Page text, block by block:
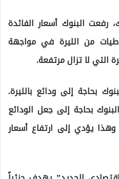
رفعت البنوك أسعار الفائدة
من الليرة في مواجهة
التي لا تزال مرتفعة.
بحاجة إلى ودائع بالليرة.
بحاجة إلى جعل الودائع
وهذا يؤدي إلى ارتفاع أسعار